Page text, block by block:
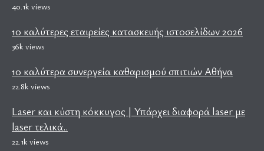
40.1k views
10 καλύτερες εταιρείες κατασκευής ιστοσελίδων 2026
36k views
10 καλύτερα συνεργεία καθαρισμού σπιτιών Αθήνα
22.8k views
Laser και κύστη κόκκυγος | Υπάρχει διαφορά laser με
laser τελικά..
22.1k views